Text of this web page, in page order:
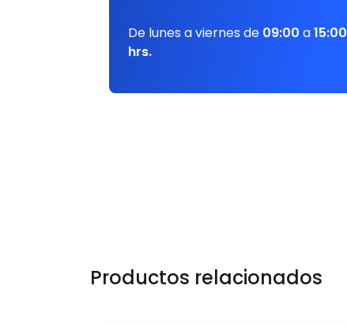
De lunes a viernes de 09:00 a15:00
hrs.
Productos relacionados